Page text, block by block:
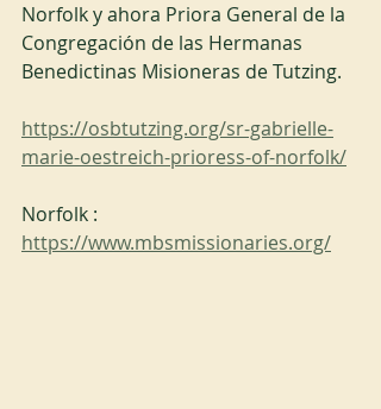
Norfolk y ahora Priora General de la
Congregación de las Hermanas
Benedictinas Misioneras de Tutzing.
https://osbtutzing.org/sr-gabrielle-
marie-oestreich-prioress-of-norfolk/
Norfolk :
https://www.mbsmissionaries.org/